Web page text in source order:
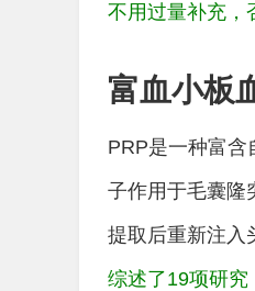
不用过量补充，
富血小板
PRP是一种富含
子作用于毛囊隆
提取后重新注入
综述了19项研